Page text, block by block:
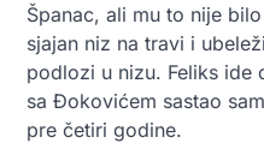
Španac, ali mu to nije
sjajan niz na travi i
podlozi u nizu. Feliks ide
sa Đokovićem sastao
pre četiri godine.